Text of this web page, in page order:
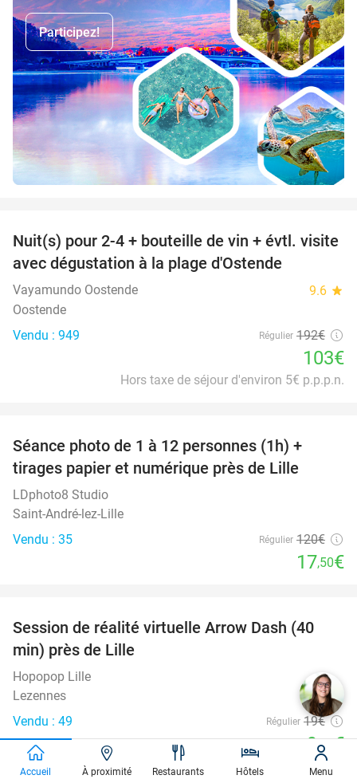
Participez!
46%
Nuit(s) pour 2-4 + bouteille de vin + évtl. visite
avec dégustation à la plage d'Ostende
Vayamundo Oostende 9.6 star
Oostende
Vendu : 949
Régulier 192€
103€
Hors taxe de séjour d'environ 5€ p.p.p.n.
Séance photo de 1 à 12 personnes (1h) +
tirages papier et numérique près de Lille
LDphoto8 Studio
Saint-André-lez-Lille
Vendu : 35
Régulier 120€
17,50€
48%
Session de réalité virtuelle Arrow Dash (40
min) près de Lille
Hopopop Lille
Lezennes
Vendu : 49
Régulier 19€
9,90€
favorite_border
Accueil À proximité Restaurants Hôtels Menu